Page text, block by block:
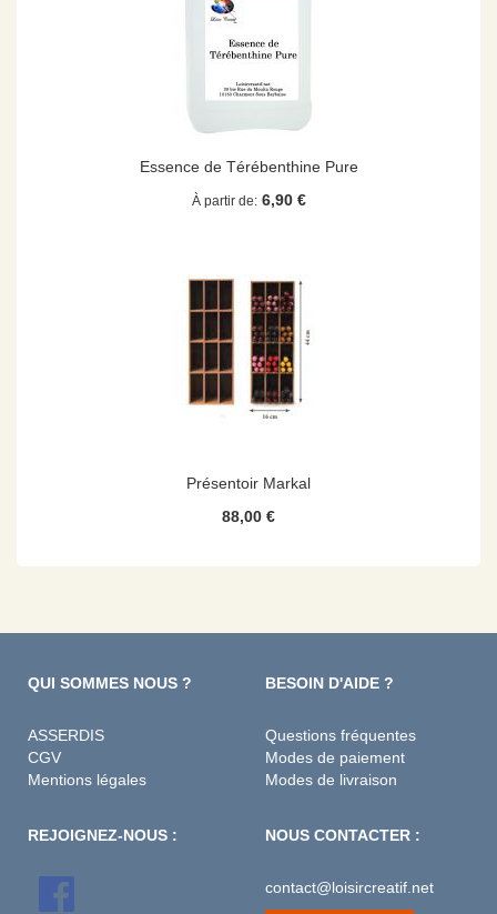
Essence de Térébenthine Pure
À partir de 6,90 €
Présentoir Markal
88,00 €
QUI SOMMES NOUS ?
ASSERDIS
CGV
Mentions légales
BESOIN D'AIDE ?
Questions fréquentes
Modes de paiement
Modes de livraison
REJOIGNEZ-NOUS : NOUS CONTACTER :
contact@loisircreatif.net